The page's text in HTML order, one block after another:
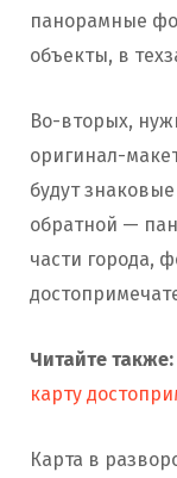
панорамные
объекты, в
Во-вторых,
оригинал-
будут
обратной —
части города,
Читайте также:
карту
Карта в